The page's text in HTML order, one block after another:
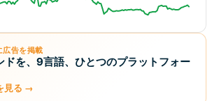
広告を掲載
ドを、9言語、ひとつのプラットフォー
見る →